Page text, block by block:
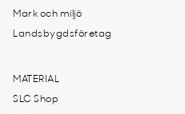
Mark och miljö
Landsbygdsföretag
MATERIAL
SLC Shop